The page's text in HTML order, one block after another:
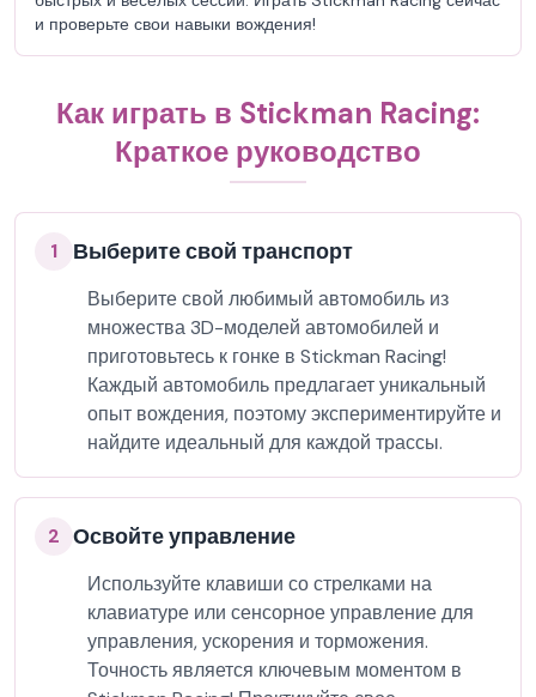
и проверьте свои навыки вождения!
Как играть в Stickman Racing:
Краткое руководство
1 Выберите свой транспорт
Выберите свой любимый автомобиль из
множества 3D-моделей автомобилей и
приготовьтесь к гонке в Stickman Racing!
Каждый автомобиль предлагает уникальный
опыт вождения, поэтому экспериментируйте и
найдите идеальный для каждой трассы.
2 Освойте управление
Используйте клавиши со стрелками на
клавиатуре или сенсорное управление для
управления, ускорения и торможения.
Точность является ключевым моментом в